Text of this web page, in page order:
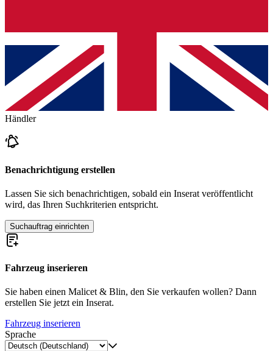
Händler
Benachrichtigung erstellen
Lassen Sie sich benachrichtigen, sobald ein Inserat veröffentlicht
wird, das Ihren Suchkriterien entspricht.
Suchauftrag einrichten
Fahrzeug inserieren
Sie haben einen Malicet & Blin, den Sie verkaufen wollen? Dann
erstellen Sie jetzt ein Inserat.
Fahrzeug inserieren
Sprache